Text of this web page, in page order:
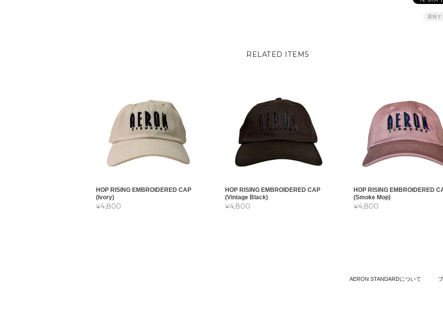
通報す
RELATED ITEMS
HOP RISING EMBROIDERED CAP
(Ivory)
¥4,800
HOP RISING EMBROIDERED CAP
(Vintage Black)
¥4,800
HOP RISING EMBROIDERED
(Smoke Mop)
¥4,800
AERON STANDARDについて